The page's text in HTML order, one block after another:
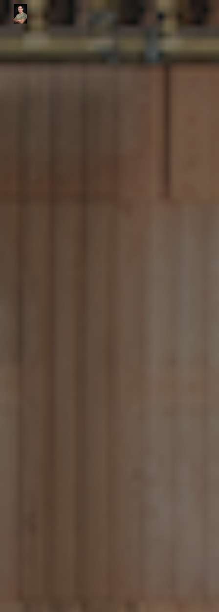
Skip to main content Skip to navigation